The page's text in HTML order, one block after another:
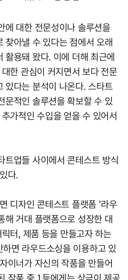
에 대한 전문성이나 솔루션을
찾아낼 수 있다는 점에서 오래
활용돼 왔다. 이에 더해 최근에
한 관심이 커지면서 보다 전문
있다는 분석이 나온다. 스타트
문적인 솔루션을 확보할 수 있
가적인 수입을 얻을 수 있어서
트업들 사이에서 콘테스트 방식
다.
디자인 콘테스트 플랫폼 '라우
해 거대 플랫폼으로 성장한 대
터, 제품 등을 만들고자 하는
면 라우드소싱을 이용하고 있
이너가 자신의 작품을 만들어